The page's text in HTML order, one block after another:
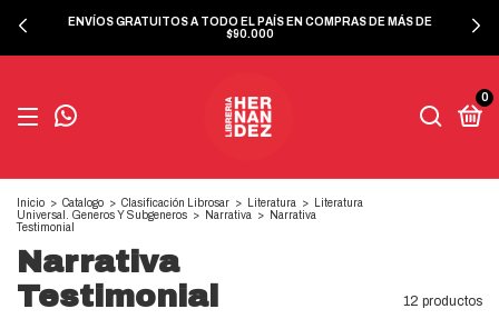
ENVÍOS GRATUITOS A TODO EL PAÍS EN COMPRAS DE MÁS DE
$90.000
0
Inicio > Catalogo > Clasificación Librosar > Literatura >
Literatura
Universal. Generos Y Subgeneros > Narrativa >
Narrativa
Testimonial
Narrativa
Testimonial
12 productos